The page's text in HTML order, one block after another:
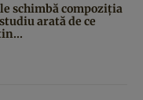
schimbă compoziția
arată de ce